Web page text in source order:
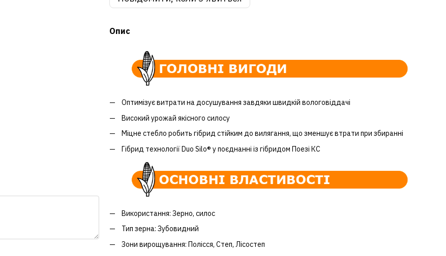
Опис
Оптимізує витрати на досушування завдяки швидкій вологовіддачі
Високий урожай якісного силосу
Міцне стебло робить гібрид стійким до вилягання, що зменшує втрати при збиранні
Гібрид технології Duo Silo® у поєднанні із гібридом Поезі КС
Використання: Зерно, силос
Тип зерна: Зубовидний
Зони вирощування: Полісся, Степ, Лісостеп